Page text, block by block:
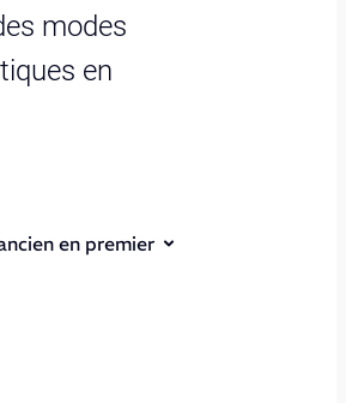
modes
en
en premier